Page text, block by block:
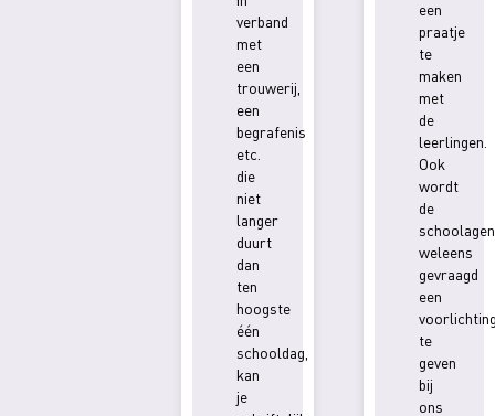
verband
met
een
trouwerij,
een
begrafenis
etc.
die
niet
langer
duurt
dan
ten
hoogste
één
schooldag,
kan
je
een
praatje
te
maken
met
de
leerlingen.
Ook
wordt
de
weleens
gevraagd
een
te
geven
bij
ons